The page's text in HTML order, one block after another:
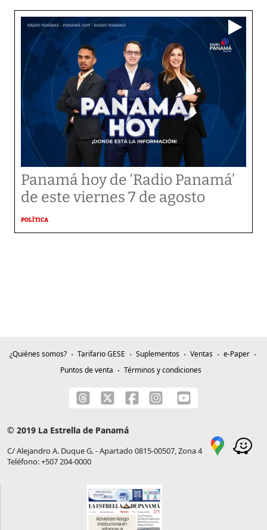
Panamá hoy de ‘Radio Panamá’
de este viernes 7 de agosto
POLÍTICA
¿Quiénes somos? Tarifario GESE Suplementos Ventas
e-Paper
Puntos de venta
Términos y condiciones
© 2019 La Estrella de Panamá
C/ Alejandro A. Duque G. - Apartado 0815-00507, Zona 4
Teléfono: +507 204-0000